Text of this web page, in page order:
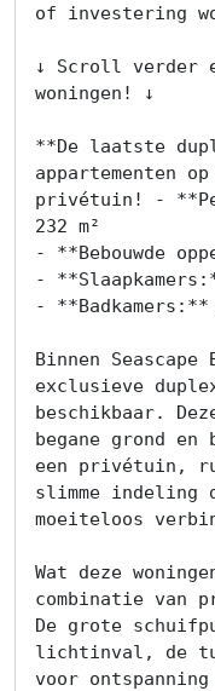
of investering
↓ Scroll verder
woningen! ↓
**De laatste
appartementen
privétuin! -
232 m²
- **Bebouwde
-
- **Badkamers:**
Binnen
exclusieve
beschikbaar.
begane grond
een privétuin,
slimme indeling
moeiteloos
Wat deze
combinatie van
De grote
lichtinval, de
voor